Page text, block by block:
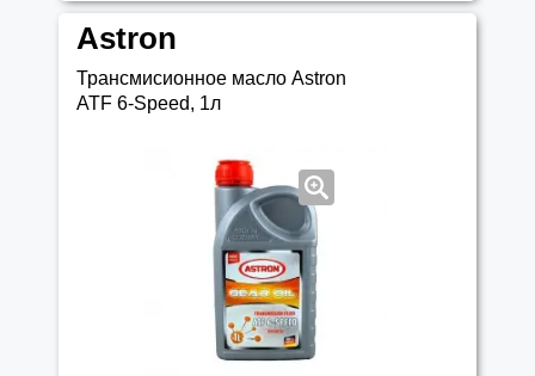
Astron
Трансмисионное масло Astron
ATF 6-Speed, 1л